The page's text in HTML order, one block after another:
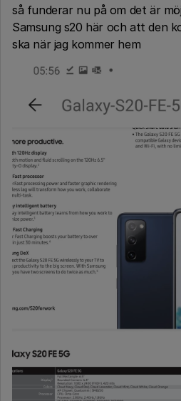
så funderar nu på om det är
Samsung s20 här och att den
ska när jag kommer hem